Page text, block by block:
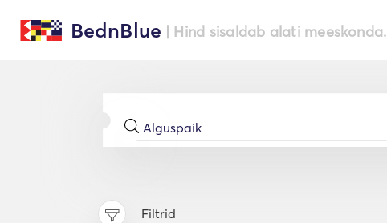
BednBlue | Hind sisaldab alati meeskonda.
Filtrid